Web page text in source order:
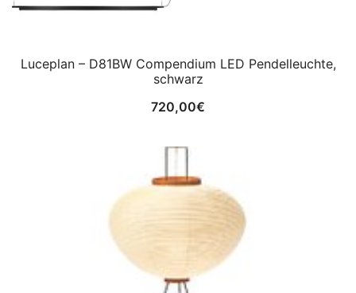
Luceplan – D81BW Compendium LED Pendelleuchte,
schwarz
720,00€